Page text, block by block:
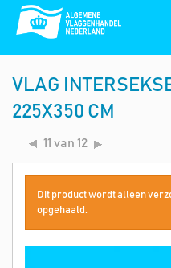
VLAG
225X350 CM
11 van 12
Dit product wordt alleen
opgehaald.